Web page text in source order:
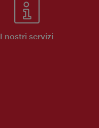
I nostri servizi